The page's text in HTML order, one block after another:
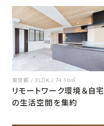
東京都 / 3LDK / 74.10㎡
リモートワーク環境＆自宅
の生活空間を集約